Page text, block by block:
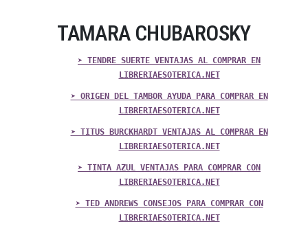
TAMARA CHUBAROSKY
➤ TENDRE SUERTE VENTAJAS AL COMPRAR EN
LIBRERIAESOTERICA.NET
➤ ORIGEN DEL TAMBOR AYUDA PARA COMPRAR EN
LIBRERIAESOTERICA.NET
➤ TITUS BURCKHARDT VENTAJAS AL COMPRAR EN
LIBRERIAESOTERICA.NET
➤ TINTA AZUL VENTAJAS PARA COMPRAR CON
LIBRERIAESOTERICA.NET
➤ TED ANDREWS CONSEJOS PARA COMPRAR CON
LIBRERIAESOTERICA.NET